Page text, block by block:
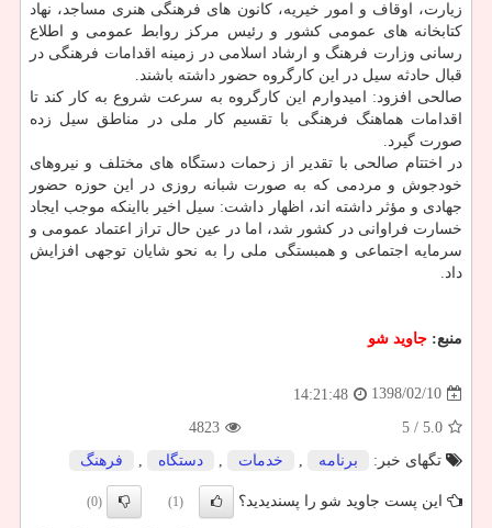
زیارت، اوقاف و امور خیریه، كانون های فرهنگی هنری مساجد، نهاد
كتابخانه های عمومی كشور و رئیس مركز روابط عمومی و اطلاع
رسانی وزارت فرهنگ و ارشاد اسلامی در زمینه اقدامات فرهنگی در
قبال حادثه سیل در این كارگروه حضور داشته باشند.
صالحی افزود: امیدوارم این كارگروه به سرعت شروع به كار كند تا
اقدامات هماهنگ فرهنگی با تقسیم كار ملی در مناطق سیل زده
صورت گیرد.
در اختتام صالحی با تقدیر از زحمات دستگاه های مختلف و نیروهای
خودجوش و مردمی كه به صورت شبانه روزی در این حوزه حضور
جهادی و مؤثر داشته اند، اظهار داشت: سیل اخیر بااینكه موجب ایجاد
خسارت فراوانی در كشور شد، اما در عین حال تراز اعتماد عمومی و
سرمایه اجتماعی و همبستگی ملی را به نحو شایان توجهی افزایش
داد.
منبع: جاوید شو
1398/02/10
14:21:48
5.0
/ 5
4823
تگهای خبر:
برنامه , خدمات , دستگاه , فرهنگ
این پست جاوید شو را پسندیدید؟ (1)
(0)